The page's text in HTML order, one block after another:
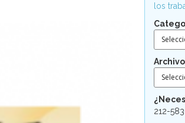
los
Archivo
212-